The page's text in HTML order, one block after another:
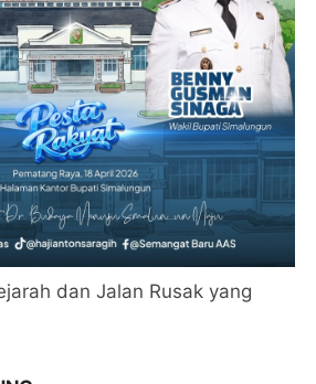
dan Jalan Rusak yang